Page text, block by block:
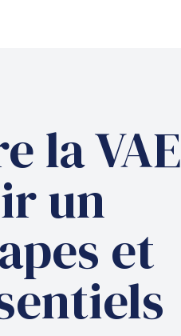
la VAE
un
et